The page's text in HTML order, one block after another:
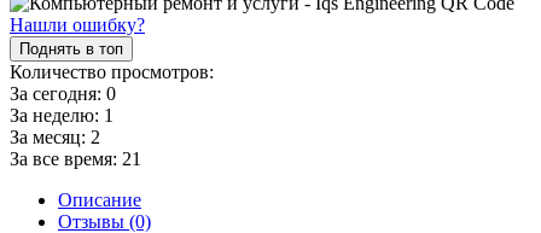
Нашли ошибку?
Поднять в топ
Количество просмотров:
За сегодня: 0
За неделю: 1
За месяц: 2
За все время: 21
Описание
Отзывы (0)